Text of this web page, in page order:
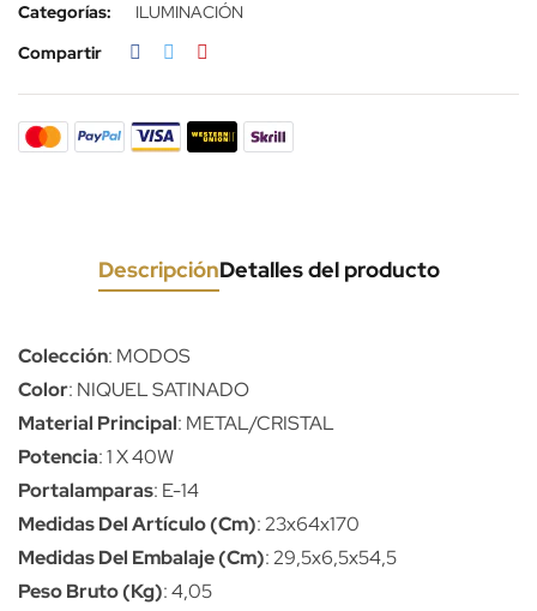
Categorías:
ILUMINACIÓN
Compartir
DescripciónDetalles del producto
Colección: MODOS
Color: NIQUEL SATINADO
Material Principal: METAL/CRISTAL
Potencia: 1 X 40W
Portalamparas: E-14
Medidas Del Artículo (Cm): 23x64x170
Medidas Del Embalaje (Cm): 29,5x6,5x54,5
Peso Bruto (Kg): 4,05